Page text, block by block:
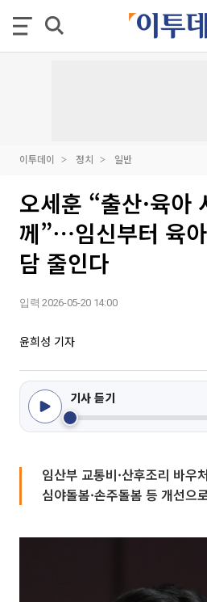
이투데이 정치 일반
오세훈 “출산·육아
께”⋯임신부터 육
담 줄인다
입력 2026-05-20 14:00
윤희성 기자
기사 듣기
임산부 교통비·산후조리 바우
심야돌봄·손주돌봄 등 개선으